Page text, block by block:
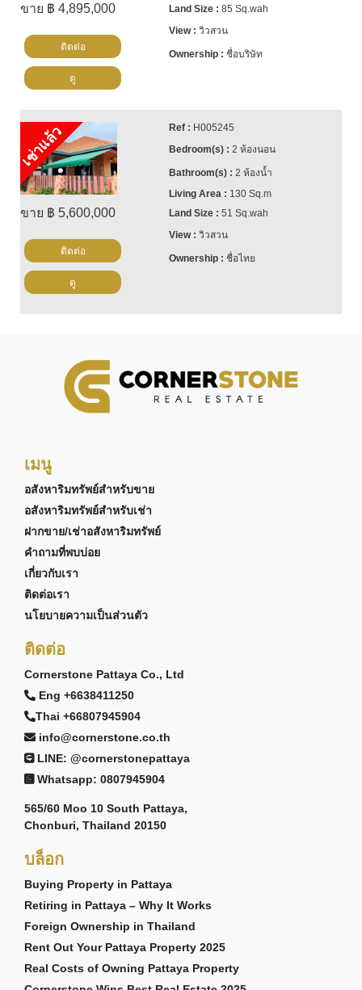
ขาย ฿ 4,895,000
85 Sq.wah
วิวสวน
ชื่อบริษัท
ติดต่อ
ดู
เช่าแล้ว
ขาย ฿ 5,600,000
H005245
2 ห้องนอน
2 ห้องน้ำ
130 Sq.m
51 Sq.wah
วิวสวน
ชื่อไทย
ติดต่อ
ดู
เมนู
อสังหาริมทรัพย์สำหรับขาย
อสังหาริมทรัพย์สำหรับเช่า
ฝากขาย/เช่าอสังหาริมทรัพย์
คำถามที่พบบ่อย
เกี่ยวกับเรา
ติดต่อเรา
นโยบายความเป็นส่วนตัว
ติดต่อ
Cornerstone Pattaya Co., Ltd
Eng +6638411250
Thai +66807945904
info@cornerstone.co.th
LINE: @cornerstonepattaya
Whatsapp: 0807945904
565/60 Moo 10 South Pattaya,
Chonburi, Thailand 20150
บล็อก
Buying Property in Pattaya
Retiring in Pattaya – Why It Works
Foreign Ownership in Thailand
Rent Out Your Pattaya Property 2025
Real Costs of Owning Pattaya Property